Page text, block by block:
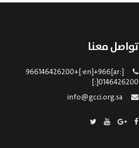
تواصل معنا
[:ar]966146426200+[:en]+966
0146426200[:]